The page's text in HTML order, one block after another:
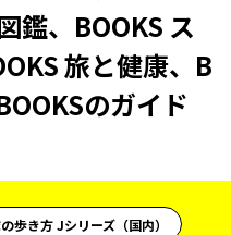
鑑、BOOKS ス
旅と健康、B
のガイド
歩き方 Jシリーズ（国内）